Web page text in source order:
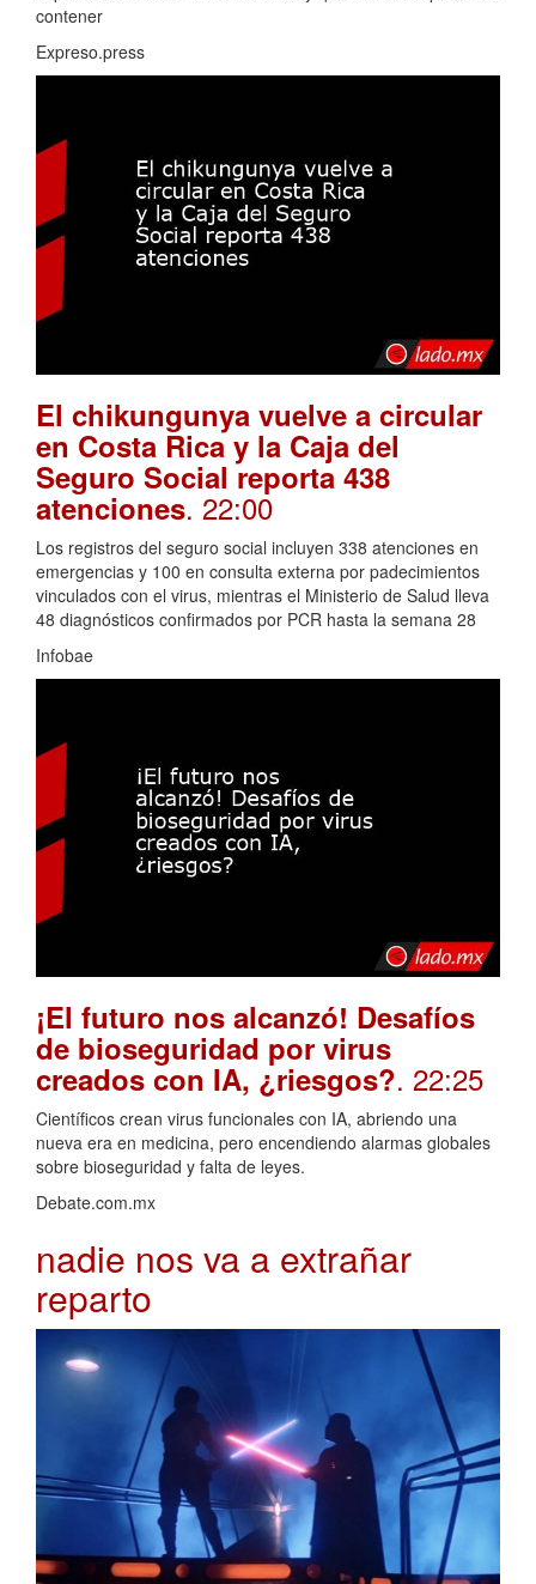
contener
Expreso.press
El chikungunya vuelve a circular
en Costa Rica y la Caja del
Seguro Social reporta 438
atenciones. 22:00
Los registros del seguro social incluyen 338 atenciones en
emergencias y 100 en consulta externa por padecimientos
vinculados con el virus, mientras el Ministerio de Salud lleva
48 diagnósticos confirmados por PCR hasta la semana 28
Infobae
¡El futuro nos alcanzó! Desafíos
de bioseguridad por virus
creados con IA, ¿riesgos?. 22:25
Científicos crean virus funcionales con IA, abriendo una
nueva era en medicina, pero encendiendo alarmas globales
sobre bioseguridad y falta de leyes.
Debate.com.mx
nadie nos va a extrañar
reparto